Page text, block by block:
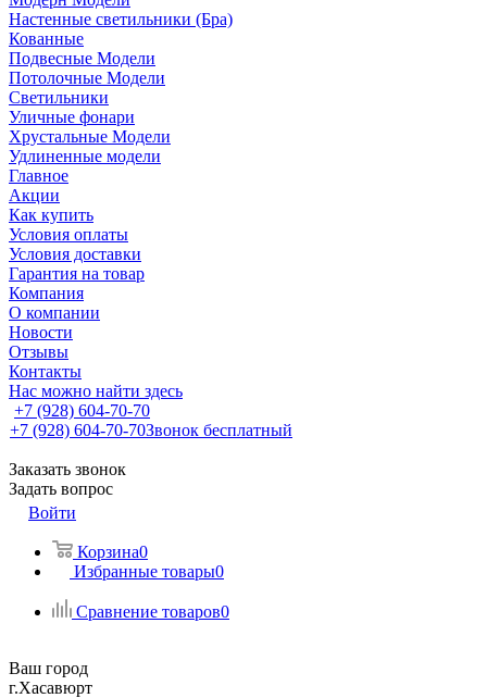
Настенные светильники (Бра)
Кованные
Подвесные Модели
Потолочные Модели
Светильники
Уличные фонари
Хрустальные Модели
Удлиненные модели
Главное
Акции
Как купить
Условия оплаты
Условия доставки
Гарантия на товар
Компания
О компании
Новости
Отзывы
Контакты
Нас можно найти здесь
+7 (928) 604-70-70
+7 (928) 604-70-70Звонок бесплатный
Заказать звонок
Задать вопрос
Войти
Корзина0
Избранные товары0
Сравнение товаров0
Ваш город
г.Хасавюрт